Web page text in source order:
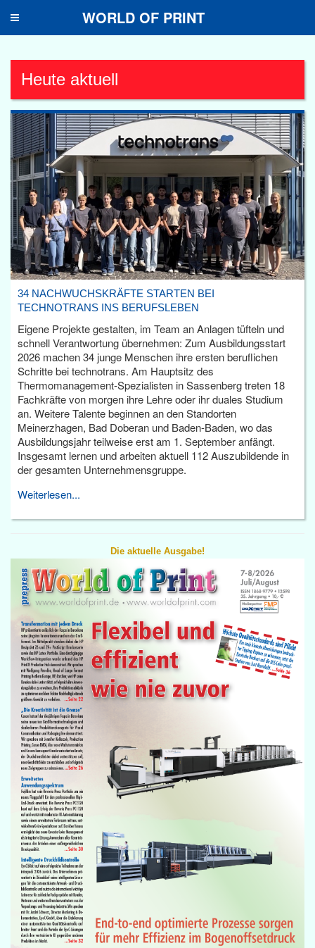
Toggle
WORLD OF PRINT
Heute aktuell
34 NACHWUCHSKRÄFTE STARTEN BEI
TECHNOTRANS INS BERUFSLEBEN
Eigene Projekte gestalten, im Team an Anlagen tüfteln und
schnell Verantwortung übernehmen: Zum Ausbildungsstart
2026 machen 34 junge Menschen ihre ersten beruflichen
Schritte bei technotrans. Am Hauptsitz des
Thermomanagement-Spezialisten in Sassenberg treten 18
Fachkräfte von morgen ihre Lehre oder ihr duales Studium
an. Weitere Talente beginnen an den Standorten
Meinerzhagen, Bad Doberan und Baden-Baden, wo das
Ausbildungsjahr teilweise erst am 1. September anfängt.
Insgesamt lernen und arbeiten aktuell 112 Auszubildende in
der gesamten Unternehmensgruppe.
Weiterlesen...
Die aktuelle Ausgabe!